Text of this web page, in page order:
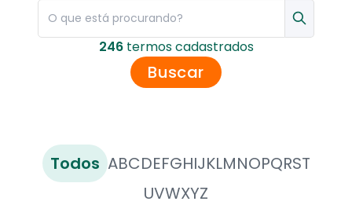
246 termoscadastrados
Buscar
Todos ABCDEFGHIJKLMNOPQRST
UVWXYZ